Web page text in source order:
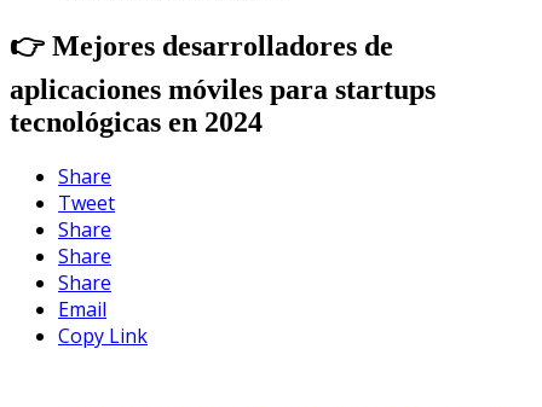
👉 Mejores desarrolladores de
aplicaciones móviles para startups
tecnológicas en 2024
Share
Tweet
Share
Share
Share
Email
Copy Link